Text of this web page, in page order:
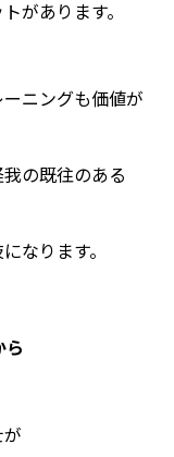
があります。
ニングも価値が
の既往のある
なります。
ら